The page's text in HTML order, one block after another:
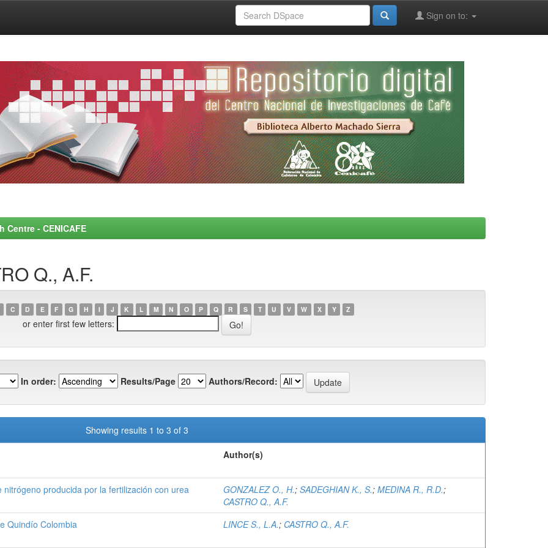
Sign on to:
- CENICAFE
Q., A.F.
C D E F G H I J K L M N O P Q R S T U V W X Y Z
or enter first few letters:
In order: Results/Page Authors/Record:
Showing results 1 to 3 of 3
Author(s)
producida por la fertilización con urea GONZALEZ O., H.; SADEGHIAN K., S.; MEDINA R., R.D.;
CASTRO Q., A.F.
Quindío Colombia LINCE S., L.A.; CASTRO Q., A.F.